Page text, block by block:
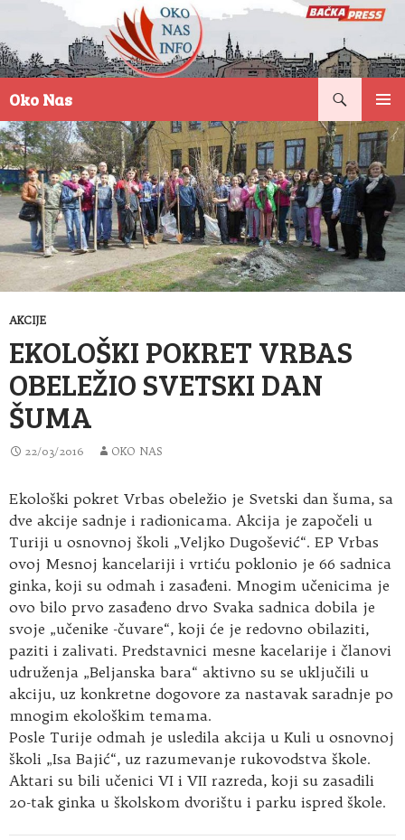
Oko Nas
NA
SADRŽAJ
AKCIJE
EKOLOŠKI POKRET VRBAS
OBELEŽIO SVETSKI DAN
ŠUMA
22/03/2016 OKO NAS
Ekološki pokret Vrbas obeležio je Svetski dan šuma, sa
dve akcije sadnje i radionicama. Akcija je započeli u
Turiji u osnovnoj školi „Veljko Dugošević“. EP Vrbas
ovoj Mesnoj kancelariji i vrtiću poklonio je 66 sadnica
ginka, koji su odmah i zasađeni. Mnogim učenicima je
ovo bilo prvo zasađeno drvo Svaka sadnica dobila je
svoje „učenike -čuvare“, koji će je redovno obilaziti,
paziti i zalivati. Predstavnici mesne kacelarije i članovi
udruženja „Beljanska bara“ aktivno su se uključili u
akciju, uz konkretne dogovore za nastavak saradnje po
mnogim ekološkim temama.
Posle Turije odmah je usledila akcija u Kuli u osnovnoj
školi „Isa Bajić“, uz razumevanje rukovodstva škole.
Aktari su bili učenici VI i VII razreda, koji su zasadili
20-tak ginka u školskom dvorištu i parku ispred škole.